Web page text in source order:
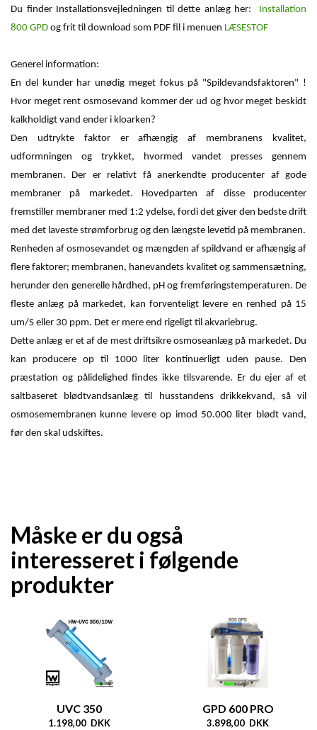
Du finder Installationsvejledningen til dette anlæg her: Installation
800 GPD og frit til download som PDF fil i menuen LÆSESTOF
Generel information:
En del kunder har unødig meget fokus på "Spildevandsfaktoren" !
Hvor meget rent osmosevand kommer der ud og hvor meget beskidt
kalkholdigt vand ender i kloarken?
Den udtrykte faktor er afhængig af membranens kvalitet,
udformningen og trykket, hvormed vandet presses gennem
membranen. Der er relativt få anerkendte producenter af gode
membraner på markedet. Hovedparten af disse producenter
fremstiller membraner med 1:2 ydelse, fordi det giver den bedste drift
med det laveste strømforbrug og den længste levetid på membranen.
Renheden af osmosevandet og mængden af spildvand er afhængig af
flere faktorer; membranen, hanevandets kvalitet og sammensætning,
herunder den generelle hårdhed, pH og fremføringstemperaturen. De
fleste anlæg på markedet, kan forventeligt levere en renhed på 15
um/S eller 30 ppm. Det er mere end rigeligt til akvariebrug.
Dette anlæg er et af de mest driftsikre osmoseanlæg på markedet. Du
kan producere op til 1000 liter kontinuerligt uden pause. Den
præstation og pålidelighed findes ikke tilsvarende. Er du ejer af et
saltbaseret blødtvandsanlæg til husstandens drikkekvand, så vil
osmosemembranen kunne levere op imod 50.000 liter blødt vand,
før den skal udskiftes.
Måske er du også
interesseret i følgende
produkter
UVC 350
1.198,00 DKK
GPD 600 PRO
3.898,00 DKK